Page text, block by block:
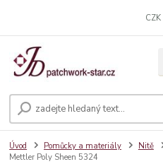
CZK
Úvod Pomůcky a materiály Nitě
Mettler Poly Sheen 5324